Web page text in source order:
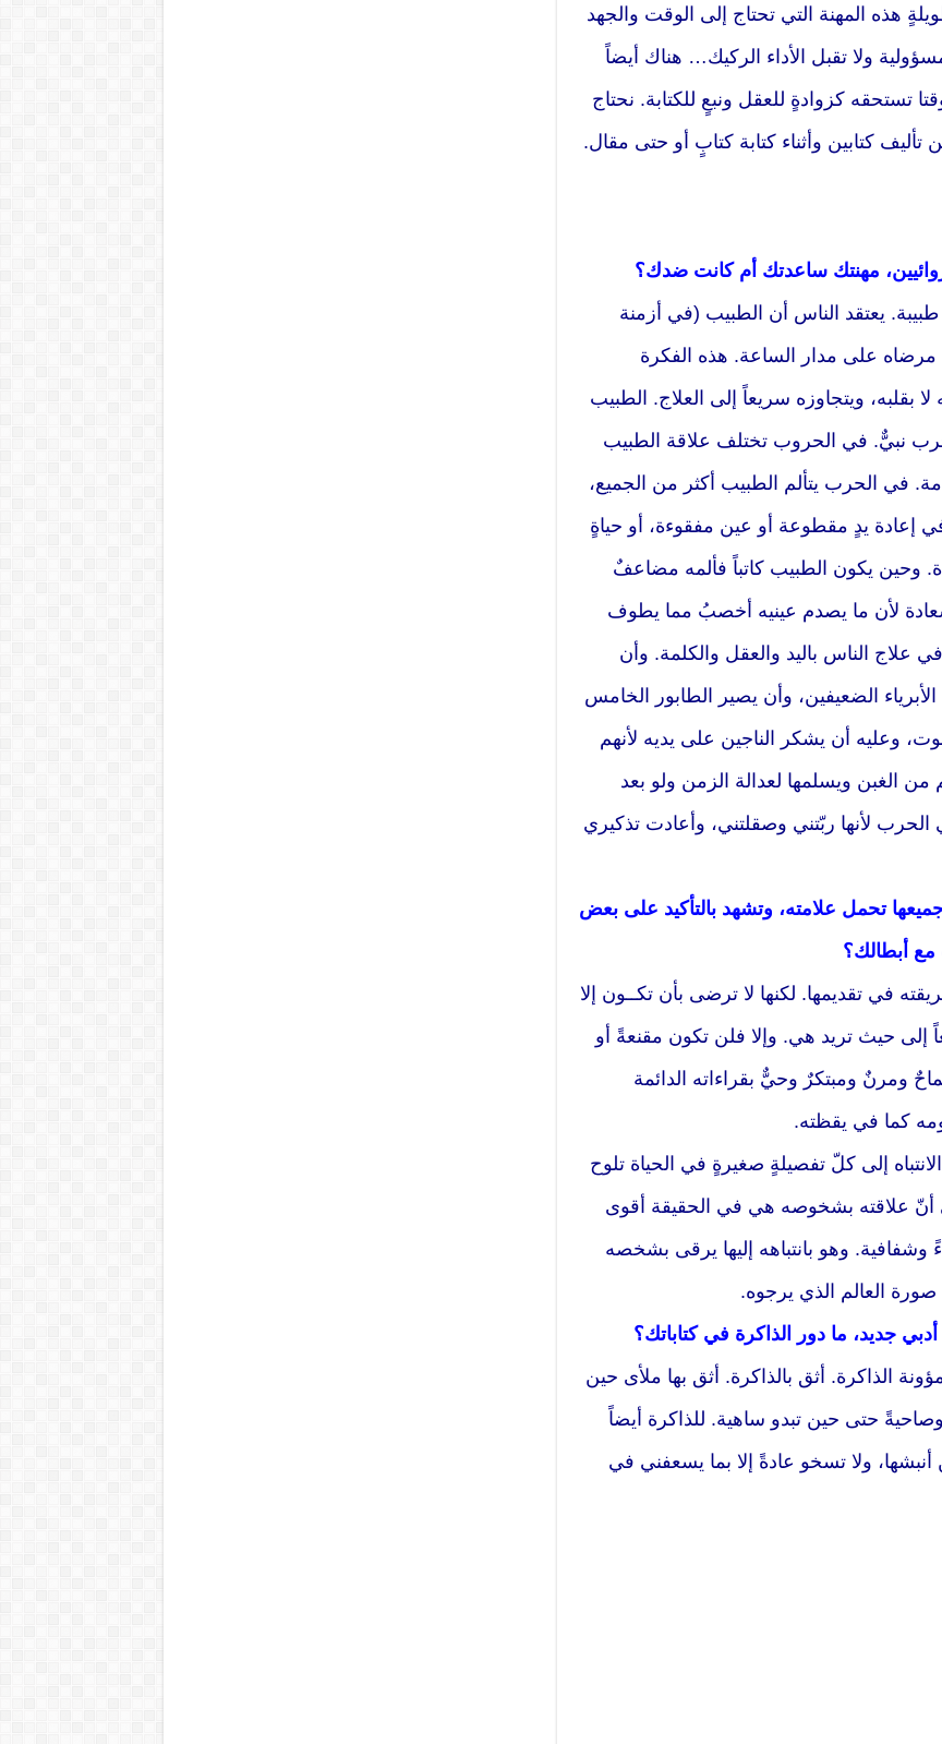
هذه المهنة التي تحتاج إلى الوقت والجهد
ولا تقبل الأداء الركيك… هناك أيضاً
تستحقه كزوادةٍ للعقل ونبعٍ للكتابة. نحتاج
كتابين وأثناء كتابة كتابٍ أو حتى مقال.
مهنتك ساعدتك أم كانت ضدك؟
يعتقد الناس أن الطبيب (في أزمنة
مرضاه على مدار الساعة. هذه الفكرة
بقلبه، ويتجاوزه سريعاً إلى العلاج. الطبيب
نبيٌّ. في الحروب تختلف علاقة الطبيب
في الحرب يتألم الطبيب أكثر من الجميع،
إعادة يدٍ مقطوعة أو عين مفقوءة، أو حياةٍ
وحين يكون الطبيب كاتباً فألمه مضاعفٌ
لأن ما يصدم عينيه أخصبُ مما يطوف
الناس باليد والعقل والكلمة. وأن
الضعيفين، وأن يصير الطابور الخامس
وعليه أن يشكر الناجين على يديه لأنهم
الغبن ويسلمها لعدالة الزمن ولو بعد
الحرب لأنها ربّتني وصقلتني، وأعادت تذكيري
تحمل علامته، وتشهد بالتأكيد على بعض
مع أبطالك؟
في تقديمها. لكنها لا ترضى بأن تكــون إلا
إلى حيث تريد هي. وإلا فلن تكون مقنعةً أو
ومرنٌ ومبتكرٌ وحيٌّ بقراءاته الدائمة
كما في يقظته.
إلى كلّ تفصيلةٍ صغيرةٍ في الحياة تلوح
أنّ علاقته بشخوصه هي في الحقيقة أقوى
وشفافية. وهو بانتباهه إليها يرقى بشخصه
العالم الذي يرجوه.
جديد، ما دور الذاكرة في كتاباتك؟
الذاكرة. أثق بالذاكرة. أثق بها ملأى حين
حتى حين تبدو ساهية. للذاكرة أيضاً
ولا تسخو عادةً إلا بما يسعفني في